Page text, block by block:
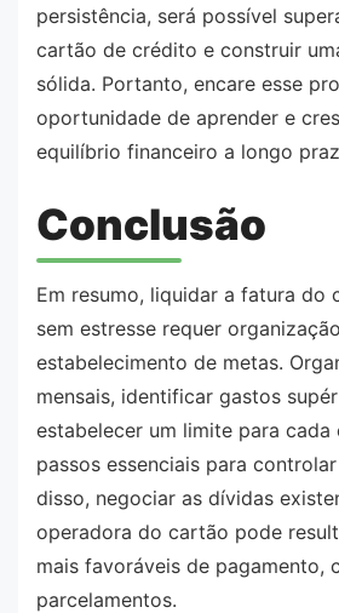
persistência, será possível
cartão de crédito e construir
sólida. Portanto, encare esse
oportunidade de aprender e
equilíbrio financeiro a longo
Conclusão
Em resumo, liquidar a fatura do
sem estresse requer
estabelecimento de metas.
mensais, identificar gastos
estabelecer um limite para cada
passos essenciais para
disso, negociar as dívidas
operadora do cartão pode
mais favoráveis de pagamento,
parcelamentos.